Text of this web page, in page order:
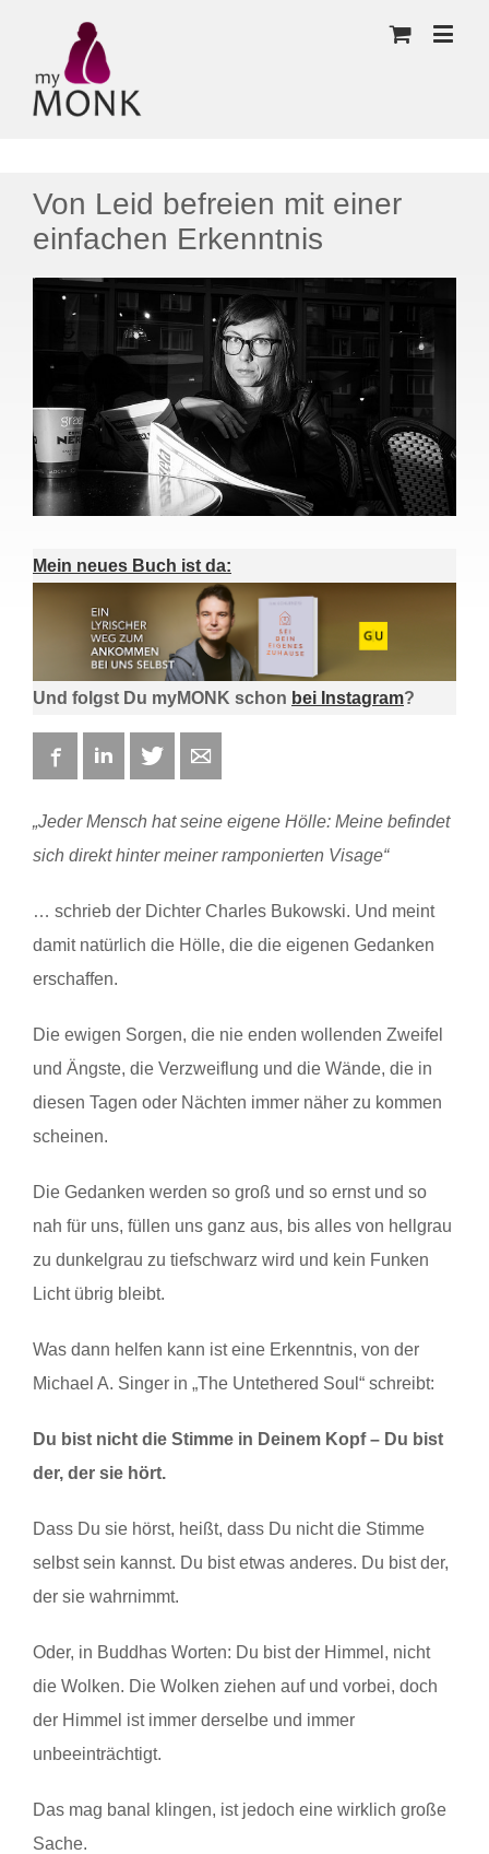
Von Leid befreien mit einer
einfachen Erkenntnis
Mein neues Buch ist da:
Und folgst Du myMONK schon bei Instagram?
FacebookLinkedIn Twitter
„Jeder Mensch hat seine eigene Hölle: Meine befindet
sich direkt hinter meiner ramponierten Visage“
… schrieb der Dichter Charles Bukowski. Und meint
damit natürlich die Hölle, die die eigenen Gedanken
erschaffen.
Die ewigen Sorgen, die nie enden wollenden Zweifel
und Ängste, die Verzweiflung und die Wände, die in
diesen Tagen oder Nächten immer näher zu kommen
scheinen.
Die Gedanken werden so groß und so ernst und so
nah für uns, füllen uns ganz aus, bis alles von hellgrau
zu dunkelgrau zu tiefschwarz wird und kein Funken
Licht übrig bleibt.
Was dann helfen kann ist eine Erkenntnis, von der
Michael A. Singer in „The Untethered Soul“ schreibt:
Du bist nicht die Stimme in Deinem Kopf – Du bist
der, der sie hört.
Dass Du sie hörst, heißt, dass Du nicht die Stimme
selbst sein kannst. Du bist etwas anderes. Du bist der,
der sie wahrnimmt.
Oder, in Buddhas Worten: Du bist der Himmel, nicht
die Wolken. Die Wolken ziehen auf und vorbei, doch
der Himmel ist immer derselbe und immer
unbeeinträchtigt.
Das mag banal klingen, ist jedoch eine wirklich große
Sache.